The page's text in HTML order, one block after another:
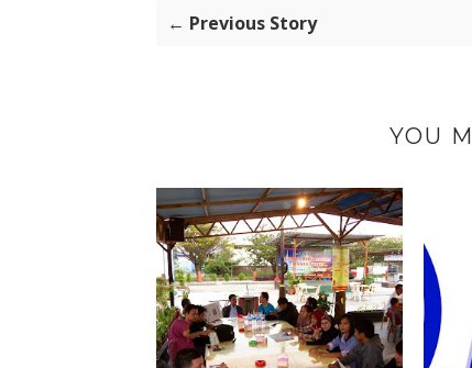
← Previous Story
YOU